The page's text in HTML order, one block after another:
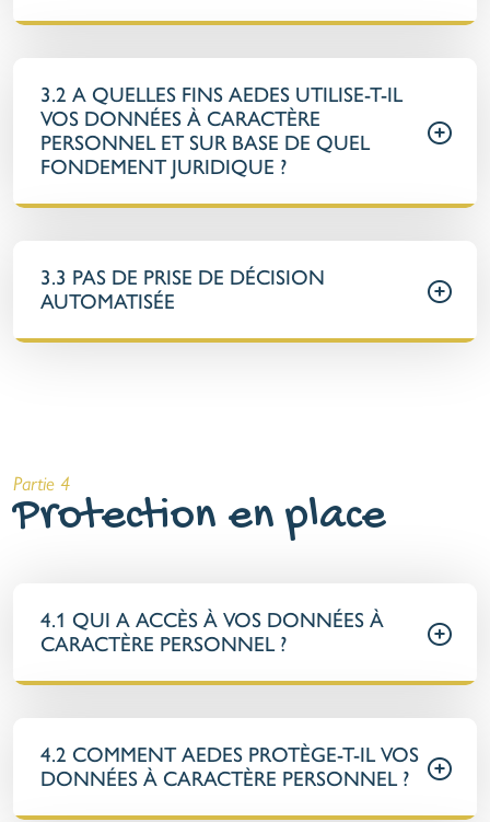
3.2 A QUELLES FINS AEDES UTILISE-T-IL
VOS DONNÉES À CARACTÈRE
PERSONNEL ET SUR BASE DE QUEL
FONDEMENT JURIDIQUE ?
3.3 PAS DE PRISE DE DÉCISION
AUTOMATISÉE
Partie 4
Protection en place
4.1 QUI A ACCÈS À VOS DONNÉES À
CARACTÈRE PERSONNEL ?
4.2 COMMENT AEDES PROTÈGE-T-IL VOS
DONNÉES À CARACTÈRE PERSONNEL ?